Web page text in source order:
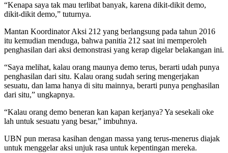
“Kenapa saya tak mau terlibat banyak, karena dikit-dikit demo,
dikit-dikit demo,” tuturnya.
Mantan Koordinator Aksi 212 yang berlangsung pada tahun 2016
itu kemudian menduga, bahwa panitia 212 saat ini memperoleh
penghasilan dari aksi demonstrasi yang kerap digelar belakangan ini.
“Saya melihat, kalau orang maunya demo terus, berarti udah punya
penghasilan dari situ. Kalau orang sudah sering mengerjakan
sesuatu, dan lama hanya di situ mainnya, berarti punya penghasilan
dari situ,” ungkapnya.
“Kalau orang demo beneran kan kapan kerjanya? Ya sesekali oke
lah untuk sesuatu yang besar,” imbuhnya.
UBN pun merasa kasihan dengan massa yang terus-menerus diajak
untuk menggelar aksi unjuk rasa untuk kepentingan mereka.